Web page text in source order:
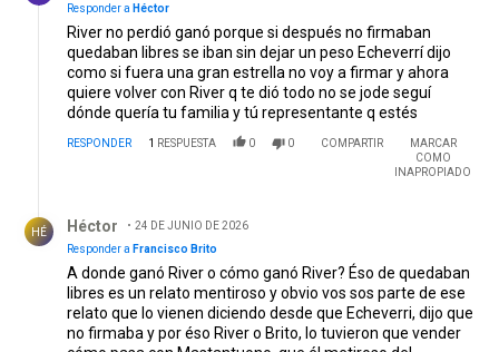
Responder a Héctor
River no perdió ganó porque si después no firmaban
quedaban libres se iban sin dejar un peso Echeverrí dijo
como si fuera una gran estrella no voy a firmar y ahora
quiere volver con River q te dió todo no se jode seguí
dónde quería tu familia y tú representante q estés
RESPONDER 1 RESPUESTA 0 0 COMPARTIR
MARCAR
COMO
INAPROPIADO
HÉ Héctor
24 DE JUNIO DE 2026
Responder a Francisco Brito
A donde ganó River o cómo ganó River? Éso de quedaban
libres es un relato mentiroso y obvio vos sos parte de ese
relato que lo vienen diciendo desde que Echeverri, dijo que
no firmaba y por éso River o Brito, lo tuvieron que vender